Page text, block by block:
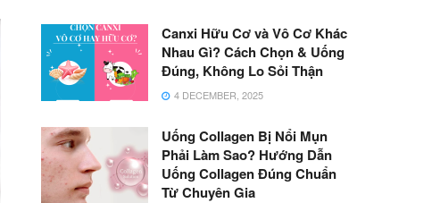
Canxi Hữu Cơ và Vô Cơ Khác
Nhau Gì? Cách Chọn & Uống
Đúng, Không Lo Sỏi Thận
4 DECEMBER, 2025
Uống Collagen Bị Nổi Mụn
Phải Làm Sao? Hướng Dẫn
Uống Collagen Đúng Chuẩn
Từ Chuyên Gia